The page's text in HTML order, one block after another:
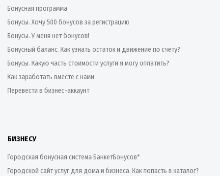
Бонусная программа
Бонусы. Хочу 500 бонусов за регистрацию
Бонусы. У меня нет бонусов!
Бонусный баланс. Как узнать остаток и движение по счету?
Бонусы. Какую часть стоимости услуги я могу оплатить?
Как заработать вместе с нами
Перевести в бизнес-аккаунт
БИЗНЕСУ
Городская бонусная система БанкетБонусов*
Городской сайт услуг для дома и бизнеса. Как попасть в каталог?